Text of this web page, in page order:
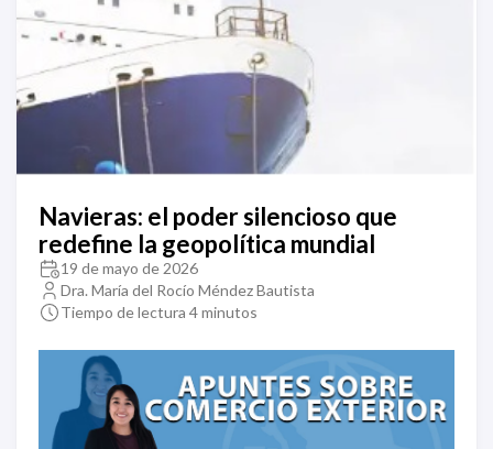
Navieras: el poder silencioso que
redefine la geopolítica mundial
19 de mayo de 2026
Dra. María del Rocío Méndez Bautista
Tiempo de lectura 4 minutos